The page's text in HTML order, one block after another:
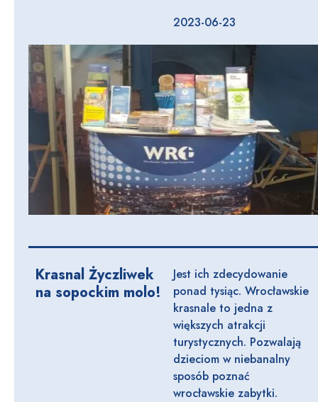
2023-06-23
Krasnal Życzliwek
na sopockim molo!
Jest ich zdecydowanie
ponad tysiąc. Wrocławskie
krasnale to jedna z
większych atrakcji
turystycznych. Pozwalają
dzieciom w niebanalny
sposób poznać
wrocławskie zabytki.